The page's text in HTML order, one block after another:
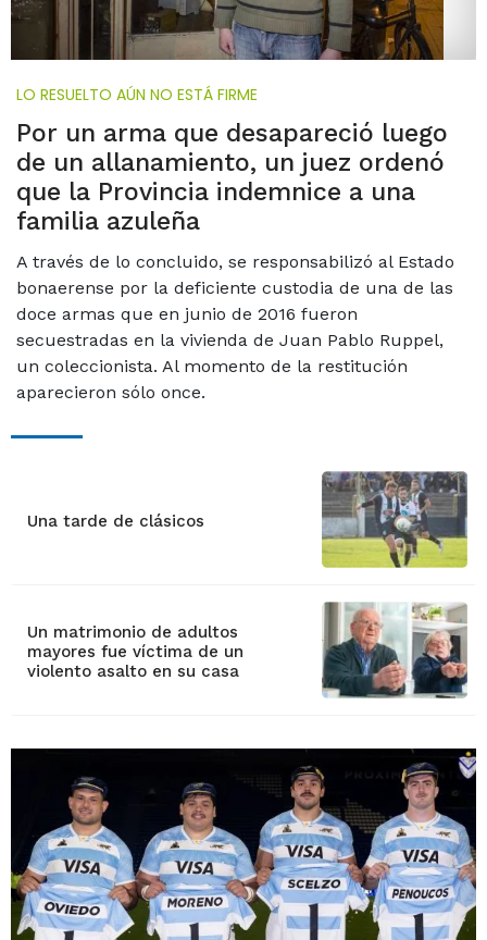
LO RESUELTO AÚN NO ESTÁ FIRME
Por un arma que desapareció luego
de un allanamiento, un juez ordenó
que la Provincia indemnice a una
familia azuleña
A través de lo concluido, se responsabilizó al Estado
bonaerense por la deficiente custodia de una de las
doce armas que en junio de 2016 fueron
secuestradas en la vivienda de Juan Pablo Ruppel,
un coleccionista. Al momento de la restitución
aparecieron sólo once.
Una tarde de clásicos
Un matrimonio de adultos
mayores fue víctima de un
violento asalto en su casa